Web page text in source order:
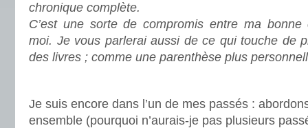
chronique complète.
C’est une sorte de compromis entre ma bonne
moi. Je vous parlerai aussi de ce qui touche de
des livres ; comme une parenthèse plus
Je suis encore dans l’un de mes passés :
ensemble (pourquoi n’aurais-je pas plusieurs